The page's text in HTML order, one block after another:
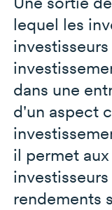
lequel les
dans une
d'un aspect
il permet
rendements